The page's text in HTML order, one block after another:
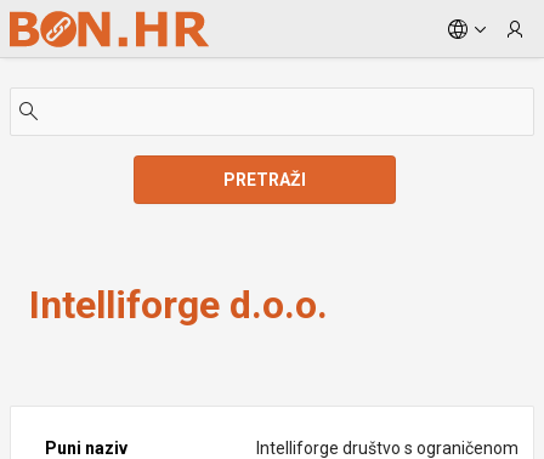
Skip to Main Content
PRETRAŽI
Intelliforge d.o.o.
Puni naziv
Intelliforge društvo s ograničenom